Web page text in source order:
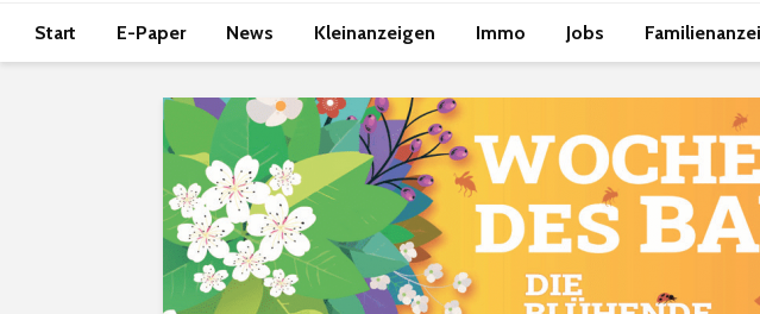
Start E-Paper News Kleinanzeigen Immo Jobs